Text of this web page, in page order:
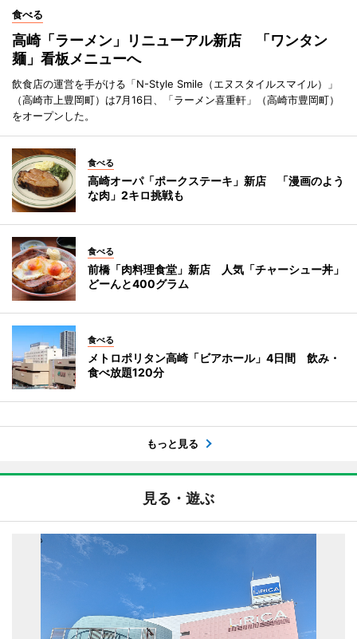
食べる
高崎「ラーメン」リニューアル新店 「ワンタン
麺」看板メニューへ
飲食店の運営を手がける「N-Style Smile（エヌスタイルスマイル）」
（高崎市上豊岡町）は7月16日、「ラーメン喜重軒」（高崎市豊岡町）
をオープンした。
食べる
高崎オーパ「ポークステーキ」新店 「漫画のよう
な肉」2キロ挑戦も
食べる
前橋「肉料理食堂」新店 人気「チャーシュー丼」
どーんと400グラム
食べる
メトロポリタン高崎「ビアホール」4日間 飲み・
食べ放題120分
もっと見る
見る・遊ぶ